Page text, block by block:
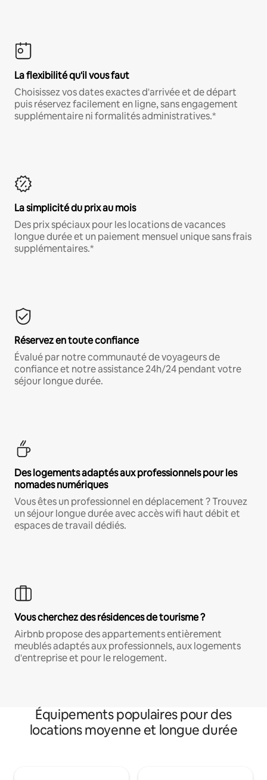
La flexibilité qu'il vous faut
Choisissez vos dates exactes d'arrivée et de départ
puis réservez facilement en ligne, sans engagement
supplémentaire ni formalités administratives.*
La simplicité du prix au mois
Des prix spéciaux pour les locations de vacances
longue durée et un paiement mensuel unique sans frais
supplémentaires.*
Réservez en toute confiance
Évalué par notre communauté de voyageurs de
confiance et notre assistance 24h/24 pendant votre
séjour longue durée.
Des logements adaptés aux professionnels pour les
nomades numériques
Vous êtes un professionnel en déplacement ? Trouvez
un séjour longue durée avec accès wifi haut débit et
espaces de travail dédiés.
Vous cherchez des résidences de tourisme ?
Airbnb propose des appartements entièrement
meublés adaptés aux professionnels, aux logements
d'entreprise et pour le relogement.
Équipements populaires pour des
locations moyenne et longue durée